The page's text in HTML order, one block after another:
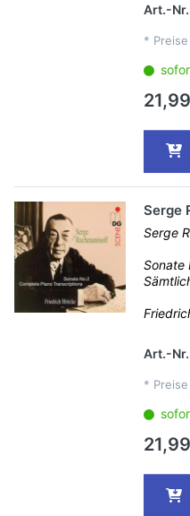
Art.-Nr.
*
Serge
Serge
Sonate
Art.-Nr.
*